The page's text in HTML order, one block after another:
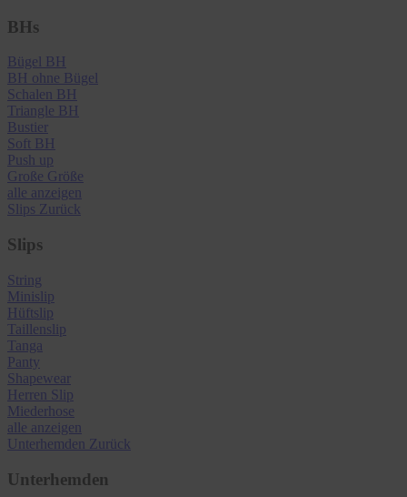
BHs
Bügel BH
BH ohne Bügel
Schalen BH
Triangle BH
Bustier
Soft BH
Push up
Große Größe
alle anzeigen
Slips Zurück
Slips
String
Minislip
Hüftslip
Taillenslip
Tanga
Panty
Shapewear
Herren Slip
Miederhose
alle anzeigen
Unterhemden Zurück
Unterhemden